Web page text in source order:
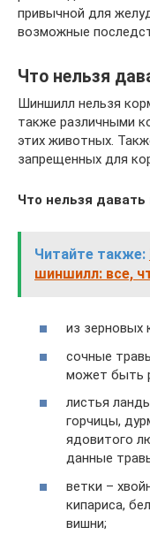
привычной для
возможные
Что нельзя
Шиншилл нельзя
также различными
этих животных.
запрещенных для
Что нельзя
Читайте также:
шиншилл: все,
из зерновых
сочные
может быть
листья
горчицы,
ядовитого
данные
ветки –
кипариса,
вишни;